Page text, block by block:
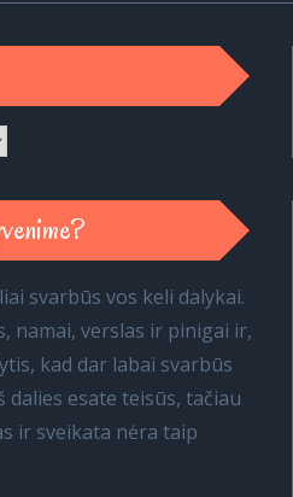
svarbūs vos keli dalykai.
namai, verslas ir pinigai ir,
kad dar labai svarbūs
esate teisūs, tačiau
ir sveikata nėra taip